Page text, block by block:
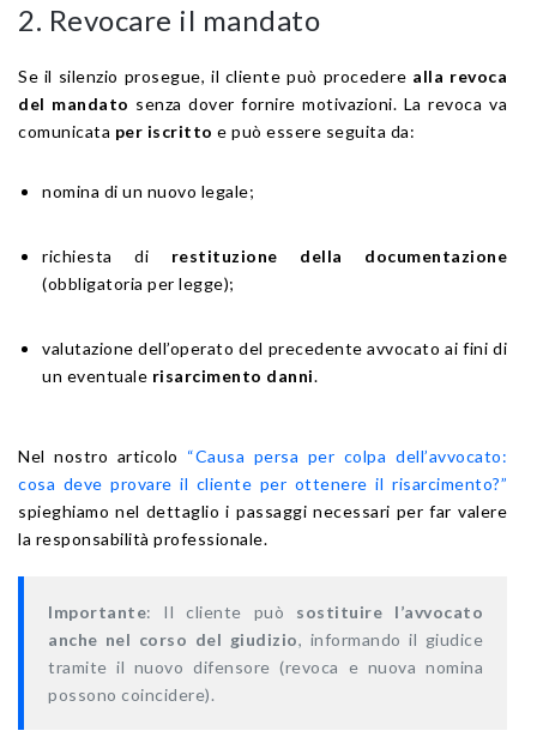
2. Revocare il mandato
Se il silenzio prosegue, il cliente può procedere alla revoca
del mandato senza dover fornire motivazioni. La revoca va
comunicata per iscritto e può essere seguita da:
nomina di un nuovo legale;
richiesta di restituzione della documentazione
(obbligatoria per legge);
valutazione dell’operato del precedente avvocato ai fini di
un eventuale risarcimento danni.
Nel nostro articolo “Causa persa per colpa dell’avvocato:
cosa deve provare il cliente per ottenere il risarcimento?”
spieghiamo nel dettaglio i passaggi necessari per far valere
la responsabilità professionale.
Importante: Il cliente può sostituire l’avvocato
anche nel corso del giudizio, informando il giudice
tramite il nuovo difensore (revoca e nuova nomina
possono coincidere).